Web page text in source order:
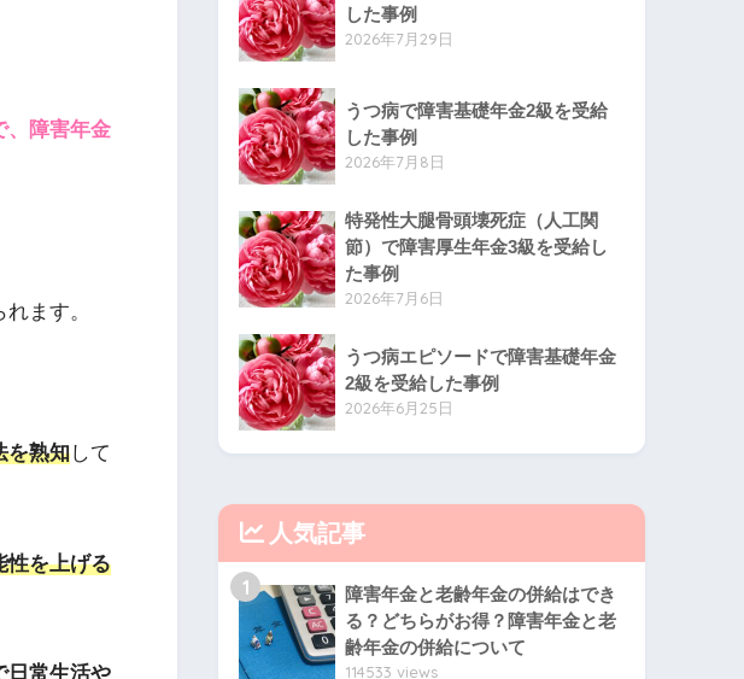
、障害年金
ます。
を熟知して
性を上げる
日常生活や
した事例
2026年7月29日
うつ病で障害基礎年金2級を受給
した事例
2026年7月8日
特発性大腿骨頭壊死症（人工関
節）で障害厚生年金3級を受給し
た事例
2026年7月6日
うつ病エピソードで障害基礎年金
2級を受給した事例
2026年6月25日
人気記事
1
障害年金と老齢年金の併給はでき
る？どちらがお得？障害年金と老
齢年金の併給について
114533 views